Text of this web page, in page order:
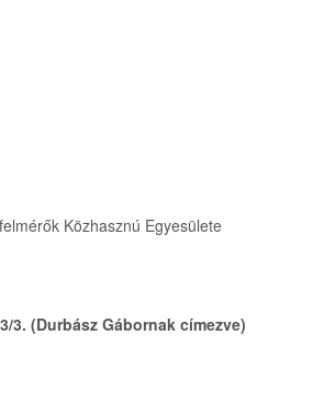
Közhasznú Egyesülete
3. (Durbász Gábornak címezve)